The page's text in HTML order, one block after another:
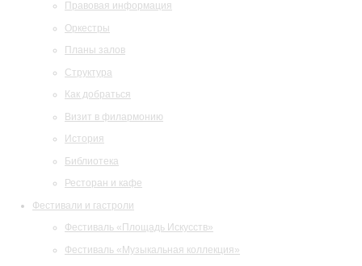
Правовая информация
Оркестры
Планы залов
Структура
Как добраться
Визит в филармонию
История
Библиотека
Ресторан и кафе
Фестивали и гастроли
Фестиваль «Площадь Искусств»
Фестиваль «Музыкальная коллекция»